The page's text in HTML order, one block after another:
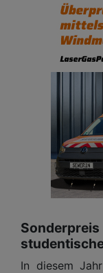
In diesem